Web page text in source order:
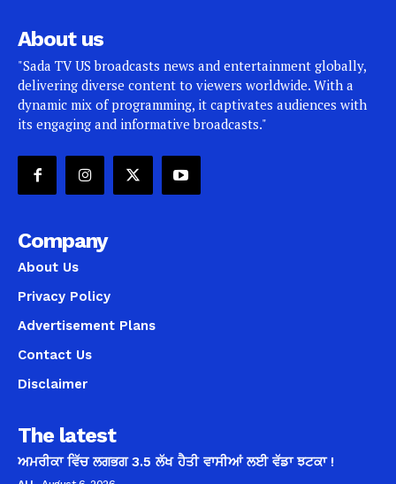
About us
"Sada TV US broadcasts news and entertainment globally,
delivering diverse content to viewers worldwide. With a
dynamic mix of programming, it captivates audiences with
its engaging and informative broadcasts."
Company
About Us
Privacy Policy
Advertisement Plans
Contact Us
Disclaimer
The latest
ਅਮਰੀਕਾ ਵਿੱਚ ਲਗਭਗ 3.5 ਲੱਖ ਹੈਤੀ ਵਾਸੀਆਂ ਲਈ ਵੱਡਾ ਝਟਕਾ !